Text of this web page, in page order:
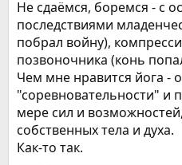
Не сдаёмся, боремся - с
последствиями
побрал войну),
позвоночника (конь
Чем мне нравится йога -
"соревновательности" и
мере сил и
собственных тела и духа.
Как-то так.